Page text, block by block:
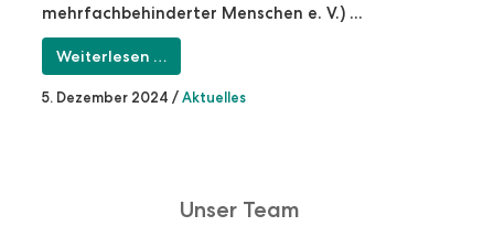
mehrfachbehinderter Menschen e. V.) ...
Weiterlesen …
5. Dezember 2024 /Aktuelles
Unser Team